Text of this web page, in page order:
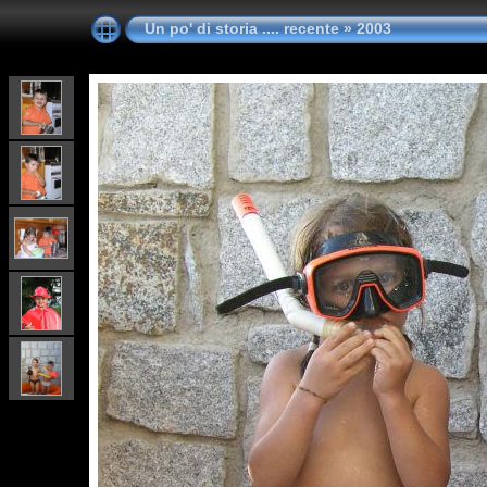
Un po' di storia .... recente»2003